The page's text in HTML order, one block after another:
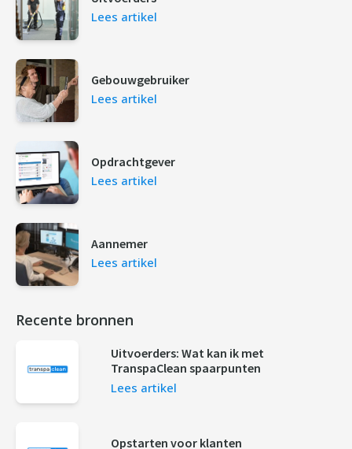
Lees artikel
Gebouwgebruiker
Lees artikel
Opdrachtgever
Lees artikel
Aannemer
Lees artikel
Recente bronnen
Uitvoerders: Wat kan ik met
TranspaClean spaarpunten
Lees artikel
Opstarten voor klanten